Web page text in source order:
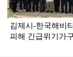
김제시-한국해비
피해 긴급위기가